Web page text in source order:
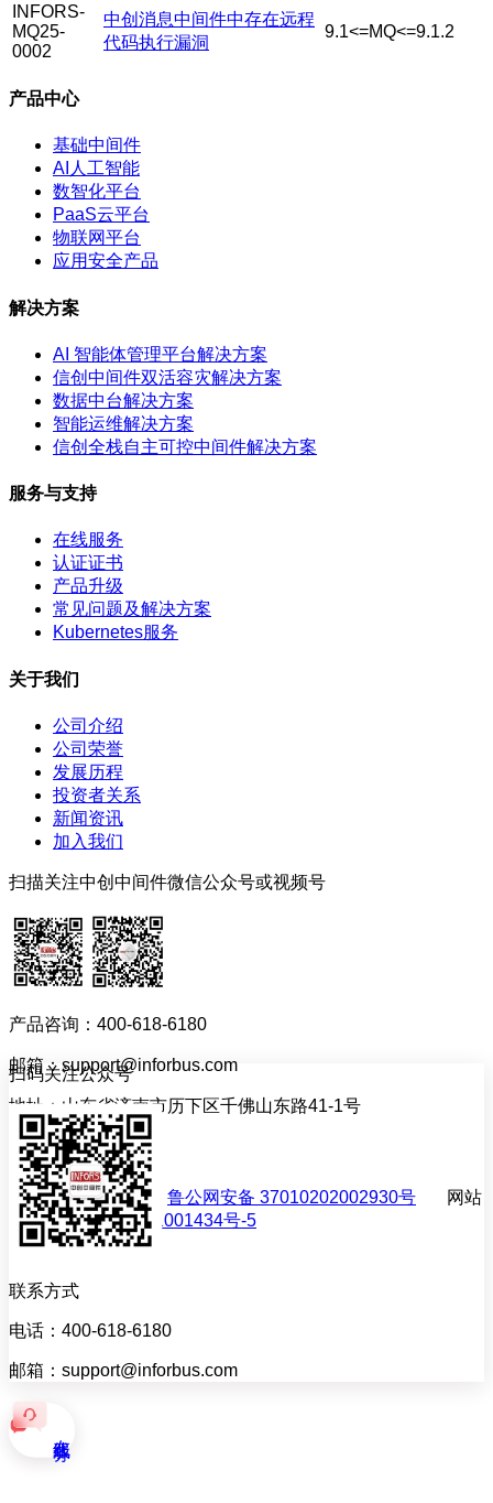
INFORS-
MQ25-
0002
中创消息中间件中存在远程
代码执行漏洞
9.1<=MQ<=9.1.2
产品中心
基础中间件
AI人工智能
数智化平台
PaaS云平台
物联网平台
应用安全产品
解决方案
AI 智能体管理平台解决方案
信创中间件双活容灾解决方案
数据中台解决方案
智能运维解决方案
信创全栈自主可控中间件解决方案
服务与支持
在线服务
认证证书
产品升级
常见问题及解决方案
Kubernetes服务
关于我们
公司介绍
公司荣誉
发展历程
投资者关系
新闻资讯
加入我们
扫描关注中创中间件微信公众号或视频号
产品咨询：400-618-6180
邮箱：support@inforbus.com
地址：山东省济南市历下区千佛山东路41-1号
联系我们
网站备案许可证号： 鲁公网安备 37010202002930号 网站
备案号：鲁ICP备11001434号-5
扫码关注公众号
联系方式
电话：400-618-6180
邮箱：support@inforbus.com